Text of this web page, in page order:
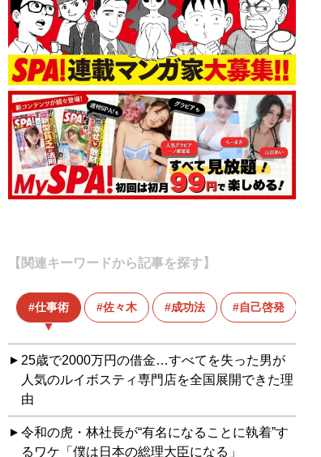
【関連キーワードから記事を探す】
仕事術 佐々木 成功法 自己啓発
25歳で2000万円の借金…すべてを失った男が
人気のルイボスティ専門店を全国展開できた理
由
令和の虎・林社長が“有名になることに執着”す
るワケ「僕は日本の総理大臣になる」